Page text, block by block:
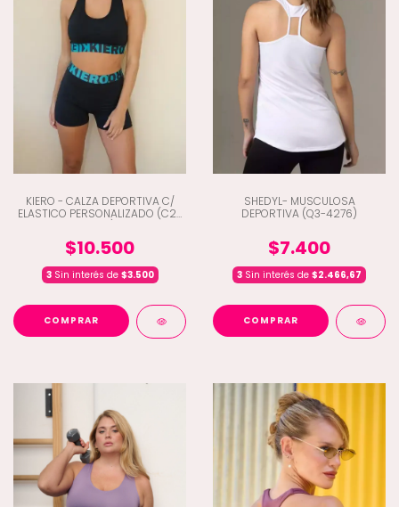
KIERO - CALZA DEPORTIVA C/
ELASTICO PERSONALIZADO (C2-
$10.500
3Sin interés de $3.500
COMPRAR
SHEDYL- MUSCULOSA
DEPORTIVA (Q3-4276)
$7.400
3 Sin interés de $2.466,67
COMPRAR